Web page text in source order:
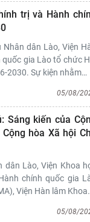
trị và Hành
dân Lào, Viện
quốc gia Lào tổ chức
2030. Sự kiện nhằm…
05/08/
Sáng kiến của
hòa Xã hội
dân Lào, Viện Khoa
chính quốc gia
Viện Hàn lâm Khoa
05/08/